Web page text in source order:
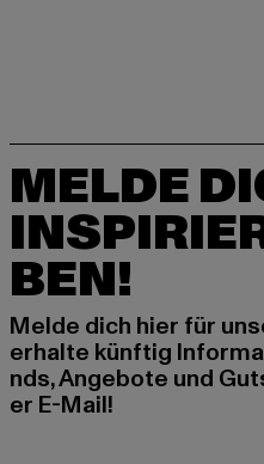
MELDE
BEN!
Melde dich hier für
erhalte künftig
nds, Angebote und
er E-Mail!